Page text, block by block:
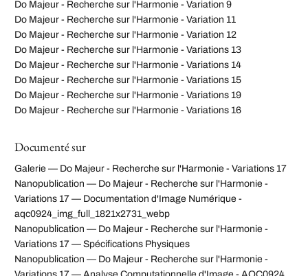
Do Majeur - Recherche sur l'Harmonie - Variation 9
Do Majeur - Recherche sur l'Harmonie - Variation 11
Do Majeur - Recherche sur l'Harmonie - Variation 12
Do Majeur - Recherche sur l'Harmonie - Variations 13
Do Majeur - Recherche sur l'Harmonie - Variations 14
Do Majeur - Recherche sur l'Harmonie - Variations 15
Do Majeur - Recherche sur l'Harmonie - Variations 19
Do Majeur - Recherche sur l'Harmonie - Variations 16
Documenté sur
Galerie — Do Majeur - Recherche sur l'Harmonie - Variations 17
Nanopublication — Do Majeur - Recherche sur l'Harmonie -
Variations 17 — Documentation d'Image Numérique -
aqc0924_img_full_1821x2731_webp
Nanopublication — Do Majeur - Recherche sur l'Harmonie -
Variations 17 — Spécifications Physiques
Nanopublication — Do Majeur - Recherche sur l'Harmonie -